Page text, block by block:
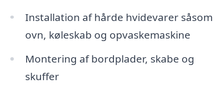
Installation af hårde hvidevarer såsom
ovn, køleskab og opvaskemaskine
Montering af bordplader, skabe og
skuffer